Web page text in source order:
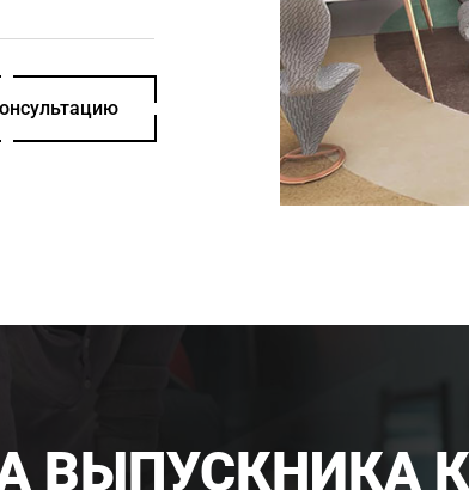
ВЫПУСКНИКА